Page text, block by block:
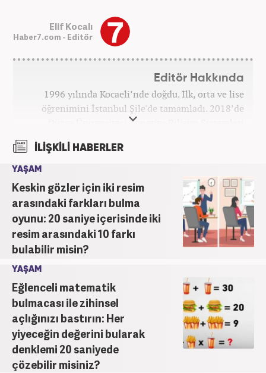
Elif Kocalı
Haber7.com - Editör
Editör Hakkında
1996 yılında Kocaeli’nde doğdu. İlk, orta ve lise
öğrenimini İstanbul Şile'de tamamladı. 2018’de
Düzce Üniversitesi Yönetim Bilişim Sistemleri
bağlı Haber7.com bünyesinde ‘SEO Editörü’
İLİŞKİLİ HABERLER
YAŞAM
Keskin gözler için iki resim
arasındaki farkları bulma
oyunu: 20 saniye içerisinde iki
resim arasındaki 10 farkı
bulabilir misin?
YAŞAM
Eğlenceli matematik
bulmacası ile zihinsel
açlığınızı bastırın: Her
yiyeceğin değerini bularak
denklemi 20 saniyede
çözebilir misiniz?